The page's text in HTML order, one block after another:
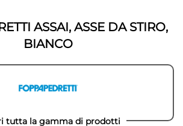
ASSAI, ASSE DA STIRO,
BIANCO
tutta la gamma di prodotti